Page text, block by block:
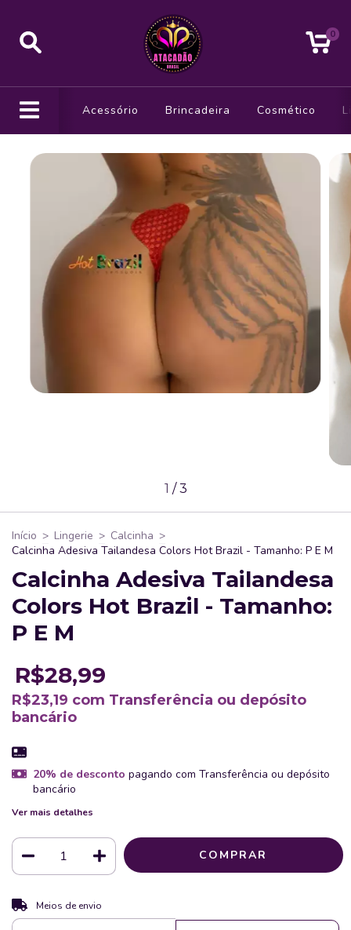
0
Acessório Brincadeira Cosmético
1 /3
Início > Lingerie > Calcinha >
Calcinha Adesiva Tailandesa Colors Hot Brazil - Tamanho: P E M
Calcinha Adesiva Tailandesa
Colors Hot Brazil - Tamanho:
P E M
R$28,99
R$23,19 com Transferência ou depósito
bancário
20% de desconto pagando com Transferência ou depósito
bancário
Ver mais detalhes
Entregas para o CEP:
Meios de envio